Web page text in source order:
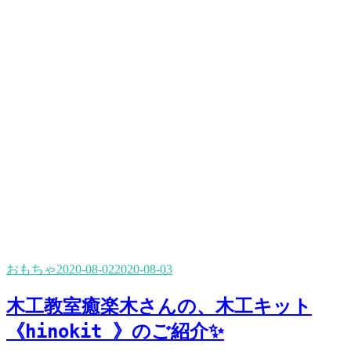
おもちゃ2020-08-022020-08-03
木工教室癒楽木さんの、木工キット
《hinokit 》のご紹介✨